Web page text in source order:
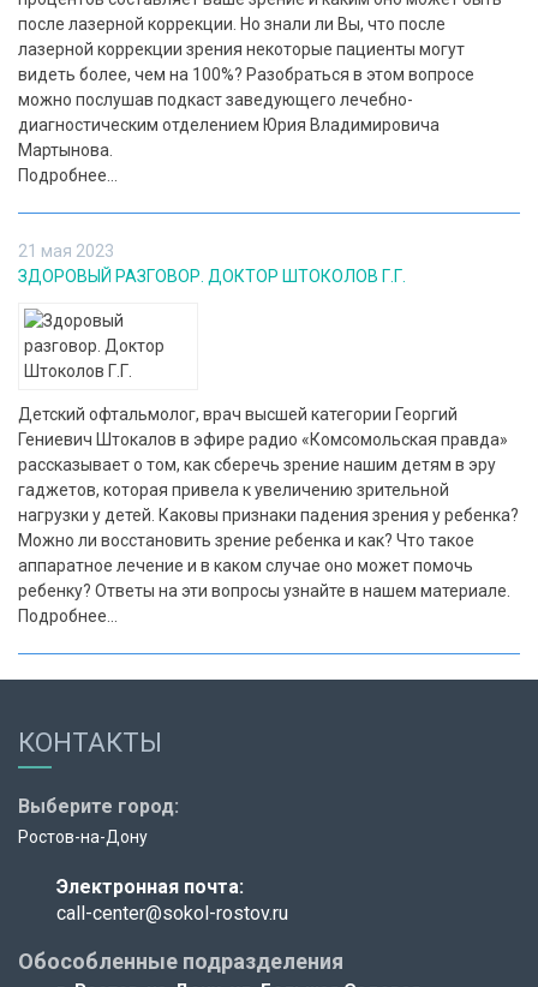
после лазерной коррекции. Но знали ли Вы, что после
лазерной коррекции зрения некоторые пациенты могут
видеть более, чем на 100%? Разобраться в этом вопросе
можно послушав подкаст заведующего лечебно-
диагностическим отделением Юрия Владимировича
Мартынова.
Подробнее...
21 мая 2023
ЗДОРОВЫЙ РАЗГОВОР. ДОКТОР ШТОКОЛОВ Г.Г.
Детский офтальмолог, врач высшей категории Георгий
Гениевич Штокалов в эфире радио «Комсомольская правда»
рассказывает о том, как сберечь зрение нашим детям в эру
гаджетов, которая привела к увеличению зрительной
нагрузки у детей. Каковы признаки падения зрения у ребенка?
Можно ли восстановить зрение ребенка и как? Что такое
аппаратное лечение и в каком случае оно может помочь
ребенку? Ответы на эти вопросы узнайте в нашем материале.
Подробнее...
КОНТАКТЫ
Выберите город:
Ростов-на-Дону
Электронная почта:
call-center@sokol-rostov.ru
Обособленные подразделения